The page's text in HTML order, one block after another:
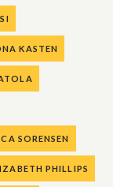
KASTEN
SORENSEN
PHILLIPS